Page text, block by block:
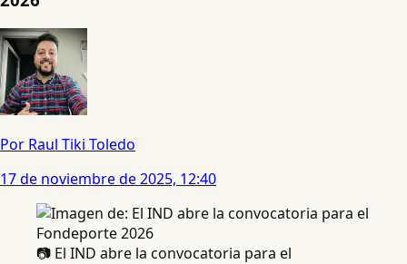
Por Raul Tiki Toledo
17 de noviembre de 2025, 12:40
📷 El IND abre la convocatoria para el